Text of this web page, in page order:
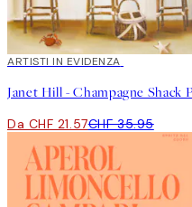
40%*
ARTISTI IN EVIDENZA
Da CHF 21.57CHF 35.95